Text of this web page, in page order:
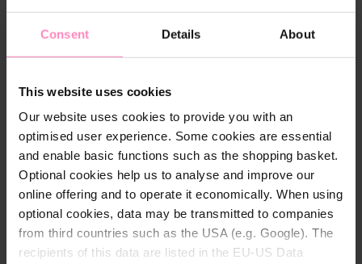
Consent Details About
This website uses cookies
Our website uses cookies to provide you with an
optimised user experience. Some cookies are essential
and enable basic functions such as the shopping basket.
Optional cookies help us to analyse and improve our
online offering and to operate it economically. When using
optional cookies, data may be transmitted to companies
from third countries such as the USA (e.g. Google). The
recipients of this data are listed in the EU-US Data
Commandez maintenant en ligne, en toute
simplicité !
anniversaires, les fêtes des mères et des pères, les
anniversaires ou les anniversaires de mariage, lors
d'occasions spéciales comme Pâques et Noël, ou
tout simplement de temps en temps, pour dire
merci à vos proches et leur faire plaisir.
C'est ainsi que cela fonctionne :
Acheter un chèque-cadeau dans la boutique en
ligne BWT. Une fois le processus de commande